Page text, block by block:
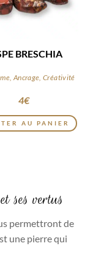
BRESCHIA
Ancrage, Créativité
4€
AU PANIER
ses vertus
permettront de
une pierre qui